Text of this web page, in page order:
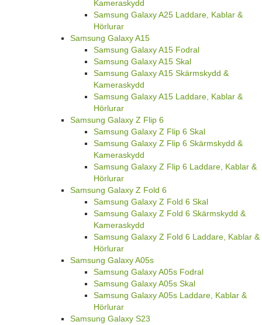
Kameraskydd
Samsung Galaxy A25 Laddare, Kablar &
Hörlurar
Samsung Galaxy A15
Samsung Galaxy A15 Fodral
Samsung Galaxy A15 Skal
Samsung Galaxy A15 Skärmskydd &
Kameraskydd
Samsung Galaxy A15 Laddare, Kablar &
Hörlurar
Samsung Galaxy Z Flip 6
Samsung Galaxy Z Flip 6 Skal
Samsung Galaxy Z Flip 6 Skärmskydd &
Kameraskydd
Samsung Galaxy Z Flip 6 Laddare, Kablar &
Hörlurar
Samsung Galaxy Z Fold 6
Samsung Galaxy Z Fold 6 Skal
Samsung Galaxy Z Fold 6 Skärmskydd &
Kameraskydd
Samsung Galaxy Z Fold 6 Laddare, Kablar &
Hörlurar
Samsung Galaxy A05s
Samsung Galaxy A05s Fodral
Samsung Galaxy A05s Skal
Samsung Galaxy A05s Laddare, Kablar &
Hörlurar
Samsung Galaxy S23